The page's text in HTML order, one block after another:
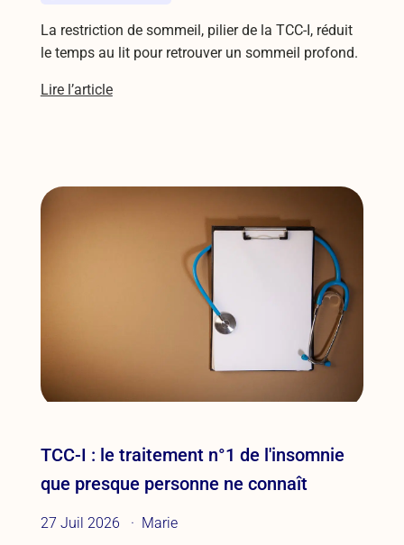
La restriction de sommeil, pilier de la TCC-I, réduit
le temps au lit pour retrouver un sommeil profond.
Lire l’article
TCC-I : le traitement n°1 de l'insomnie
que presque personne ne connaît
27 Juil 2026 Marie